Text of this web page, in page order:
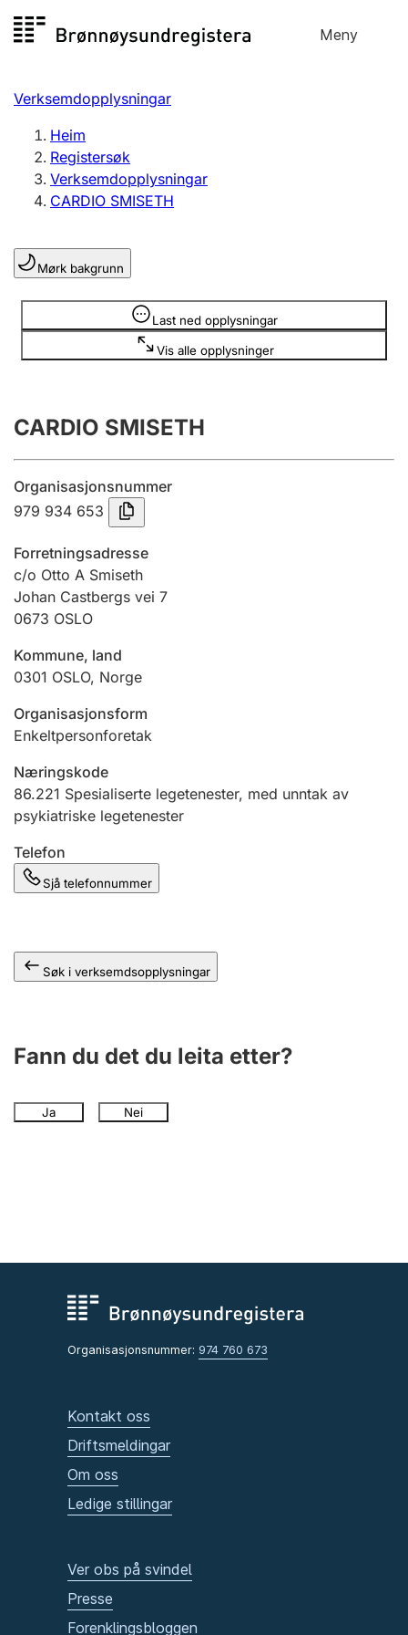
til
Meny
Registersøk
Aksjeselskap
Enkeltpersonføretak
Registrere, endre, slette
Lag og foreining
Registrere, endre, slette
Årsrekneskap
Innsending og forseinkingsgebyr
Jeger
Betaling og jegeravgiftskort
Ektepaktrettleiaren
Verksemdopplysningar
Heim
Registersøk
Verksemdopplysningar
CARDIO SMISETH
Mørk bakgrunn
Last ned opplysningar
Vis alle opplysninger
Opplysninger er skjult
CARDIO SMISETH
Organisasjonsnummer
979 934 653
Forretningsadresse
c/o Otto A Smiseth
Johan Castbergs vei 7
0673 OSLO
Kommune, land
0301 OSLO, Norge
Organisasjonsform
Enkeltpersonforetak
Næringskode
86.221 Spesialiserte legetenester, med unntak av
psykiatriske legetenester
Telefon
Sjå telefonnummer
Søk i verksemdsopplysningar
Fann du det du leita etter?
Ja Nei
Organisasjonsnummer: 974 760 673
Kontakt oss
Driftsmeldingar
Om oss
Ledige stillingar
Ver obs på svindel
Presse
Forenklingsbloggen